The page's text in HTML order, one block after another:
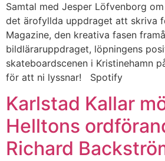
Samtal med Jesper Löfvenborg
det ärofyllda uppdraget att skriva
Magazine, den kreativa fasen
bildläraruppdraget, löpningens
skateboardscenen i Kristinehamn
för att ni lyssnar! Spotify
Karlstad Kallar
Helltons
Richard